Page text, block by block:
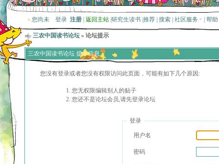
» 您尚未 登录 注册 返回主站 研究生读书 推荐 搜索 社区服务 帮助
三农中国读书论坛 » 论坛提示
三农中国读书论坛 提示信息
您没有登录或者您没有权限访问此页面，可能有如下几个原因:
您无权限编辑别人的贴子
您还不是论坛会员,请先登录论坛
登录
用户名
密码